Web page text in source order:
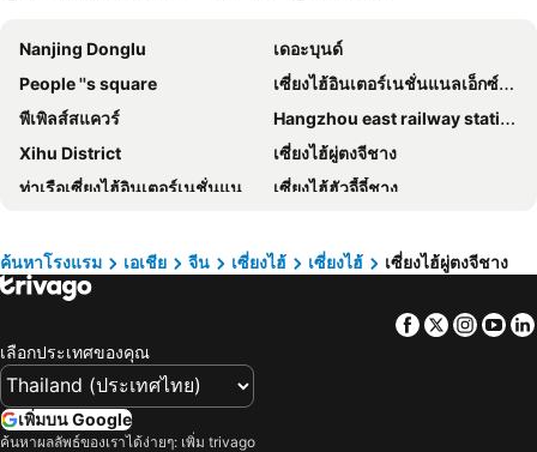
Shanghai Meihao Premium Journey Hotel (Shanghai International Tourism Resort Store)
Yun He Ye Bo Hotel Shanghai Disney Store
Atour Light Hotel Chuansha Pudong Airport Shanghai
Jinjiang Inn (Shanghai Pudong Airport Second)
Royal International Hotel Shanghai
Shanghai Joyful Star Hotel-Free shuttle bus to Pudong Airport and Disneyland
Country Inn & Suites by Radisson
Chuxin Moshe Hotel
Vienna International Pudong Free Trade Zone
Lin Yin Art Hotel Shanghai
Linjia Campsite
Wassim (shanghai Pudong Chuansha Metro Station)
Dihang Boutique Pudong Shanghai
Vienna Pudong Airport Chenyang Rd
Yitel Shanghai Pudong Chuansha Branch
Shanghai Jiejia Chain Hotel
Nanjing Donglu
เดอะบุนด์
People ''s square
เซี่ยงไฮ้อินเตอร์เนชั่นแนลเอ็กซ์โปเซนเตอร์
พีเพิลส์สแควร์
Hangzhou east railway station
Xihu District
เซี่ยงไฮ้ผู่ตงจีชาง
ท่าเรือเซี่ยงไฮ้อินเตอร์เนชั่นแนลครูซเทอร์มินอล
เซี่ยงไฮ้ฮัวจี้จี๋ชาง
สถานีรถไฟเซี่ยงไฮ้
Shanghai Museum
Jing''an temple
เขตฮาน์ปู
Lingyin Temple
Shanghai Science and Technology Museum
ค้นหาโรงแรม เอเชีย จีน เซี่ยงไฮ้ เซี่ยงไฮ้ เซี่ยงไฮ้ผู่ตงจีชาง
Facebook
Twitter
เลือกประเทศของคุณ
เพิ่มบน Google
ค้นหาผลลัพธ์ของเราได้ง่ายๆ: เพิ่ม trivago